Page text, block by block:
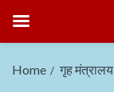
Home गृह मंत्रालय